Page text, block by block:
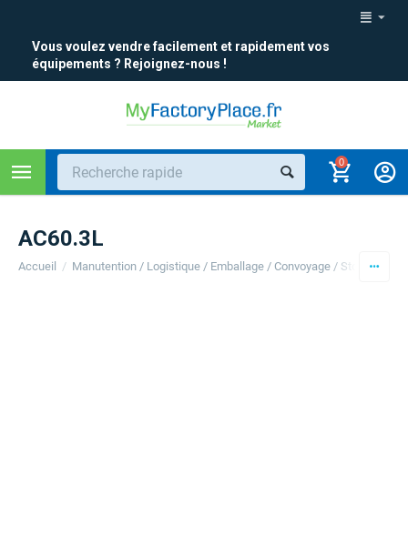
Vous voulez vendre facilement et rapidement vos
équipements ? Rejoignez-nous !
0
AC60.3L
Accueil / Manutention / Logistique / Emballage / Convoyage / Stockage